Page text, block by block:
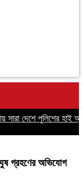
সারা দেশে পুলিশের হাই
গ্রহণের অভিযোগ